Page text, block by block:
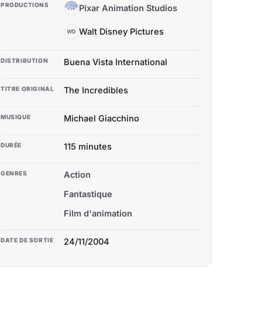
PRODUCTIONS PA Pixar Animation Studios
WD Walt Disney Pictures
DISTRIBUTION Buena Vista International
TITRE ORIGINAL The Incredibles
MUSIQUE Michael Giacchino
DURÉE 115 minutes
GENRES
Action
Fantastique
Film d'animation
DATE DE SORTIE 24/11/2004